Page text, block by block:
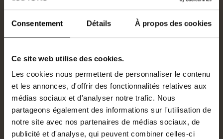
Consentement Détails À propos des cookies
Ce site web utilise des cookies.
Les cookies nous permettent de personnaliser le contenu
et les annonces, d'offrir des fonctionnalités relatives aux
médias sociaux et d'analyser notre trafic. Nous
partageons également des informations sur l'utilisation de
notre site avec nos partenaires de médias sociaux, de
publicité et d'analyse, qui peuvent combiner celles-ci
0685202878
N°RSAC : 823715750
c.jeuland@lestoits.fr
Je suis intéressé par ce bien.